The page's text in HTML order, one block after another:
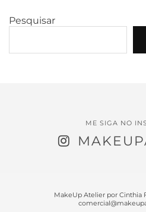
Pesquisar
ME SIGA NO
MakeUp Atelier por Cinthia